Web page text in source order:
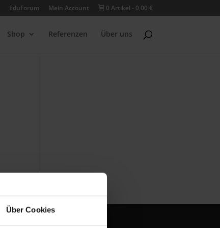
Über Cookies
EduForum Mein Account 0 Artikel 0,00 €
Shop Referenzen Über uns